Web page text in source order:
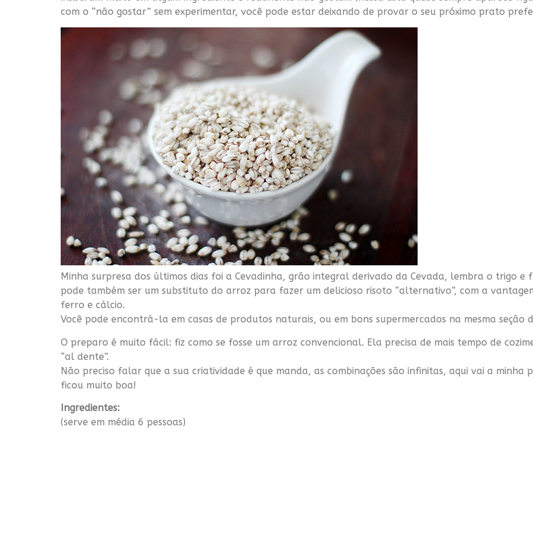
com o “não gostar” sem experimentar, você pode estar deixando de provar o seu próximo prato
Minha surpresa dos últimos dias foi a Cevadinha, grão integral derivado da Cevada, lembra o trigo e
pode também ser um substituto do arroz para fazer um delicioso risoto “alternativo”, com a
ferro e cálcio.
Você pode encontrá-la em casas de produtos naturais, ou em bons supermercados na mesma seção
O preparo é muito fácil: fiz como se fosse um arroz convencional. Ela precisa de mais tempo de
“al dente”.
Não preciso falar que a sua criatividade é que manda, as combinações são infinitas, aqui vai a minha
ficou muito boa!
Ingredientes:
(serve em média 6 pessoas)